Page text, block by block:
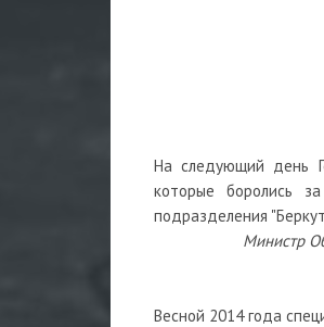
На следующий день
которые боролись
подразделения
Министр
Весной 2014 года